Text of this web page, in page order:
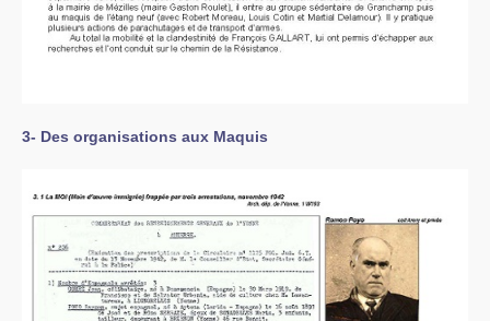
3- Des organisations aux Maquis